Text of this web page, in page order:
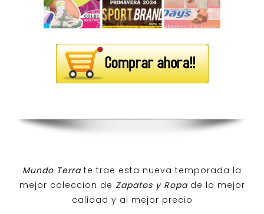
Mundo Terra te trae esta nueva temporada la
mejor coleccion de Zapatos y Ropa de la mejor
calidad y al mejor precio